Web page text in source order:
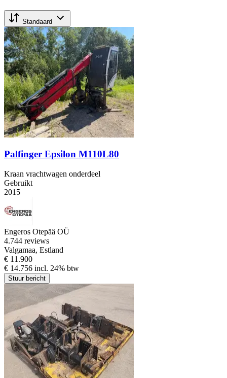
Standaard
Palfinger Epsilon M110L80
Kraan vrachtwagen onderdeel
Gebruikt
2015
Engeros Otepää OÜ
4.744 reviews
Valgamaa, Estland
€ 11.900
€ 14.756 incl. 24% btw
Stuur bericht